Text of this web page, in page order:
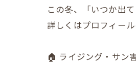
この冬、「いつか出
詳しくはプロフィー
​🏠 ライジング・サン